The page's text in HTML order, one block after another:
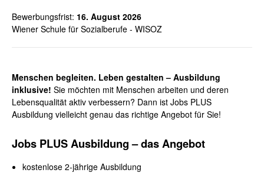
Bewerbungsfrist: 16. August 2026
Wiener Schule für Sozialberufe - WISOZ
Menschen begleiten. Leben gestalten – Ausbildung
inklusive! Sie möchten mit Menschen arbeiten und deren
Lebensqualität aktiv verbessern? Dann ist Jobs PLUS
Ausbildung vielleicht genau das richtige Angebot für Sie!
Jobs PLUS Ausbildung – dasAngebot
kostenlose 2-jährige Ausbildung